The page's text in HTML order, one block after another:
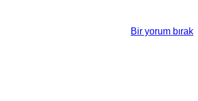
Bir yorum bırak